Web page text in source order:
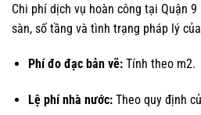
Chi phí dịch vụ hoàn công tại Quận
sàn, số tầng và tình trạng pháp lý
Phí đo đạc bản vẽ:Tính theo m2.
Lệ phí nhà nước:Theo quy định